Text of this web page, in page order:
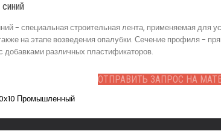
- специальная строительная лента, применяемая для
на этапе возведения опалубки. Сечение профиля -
добавками различных пластификаторов.
ОТПРАВИТЬ ЗАПРОС НА